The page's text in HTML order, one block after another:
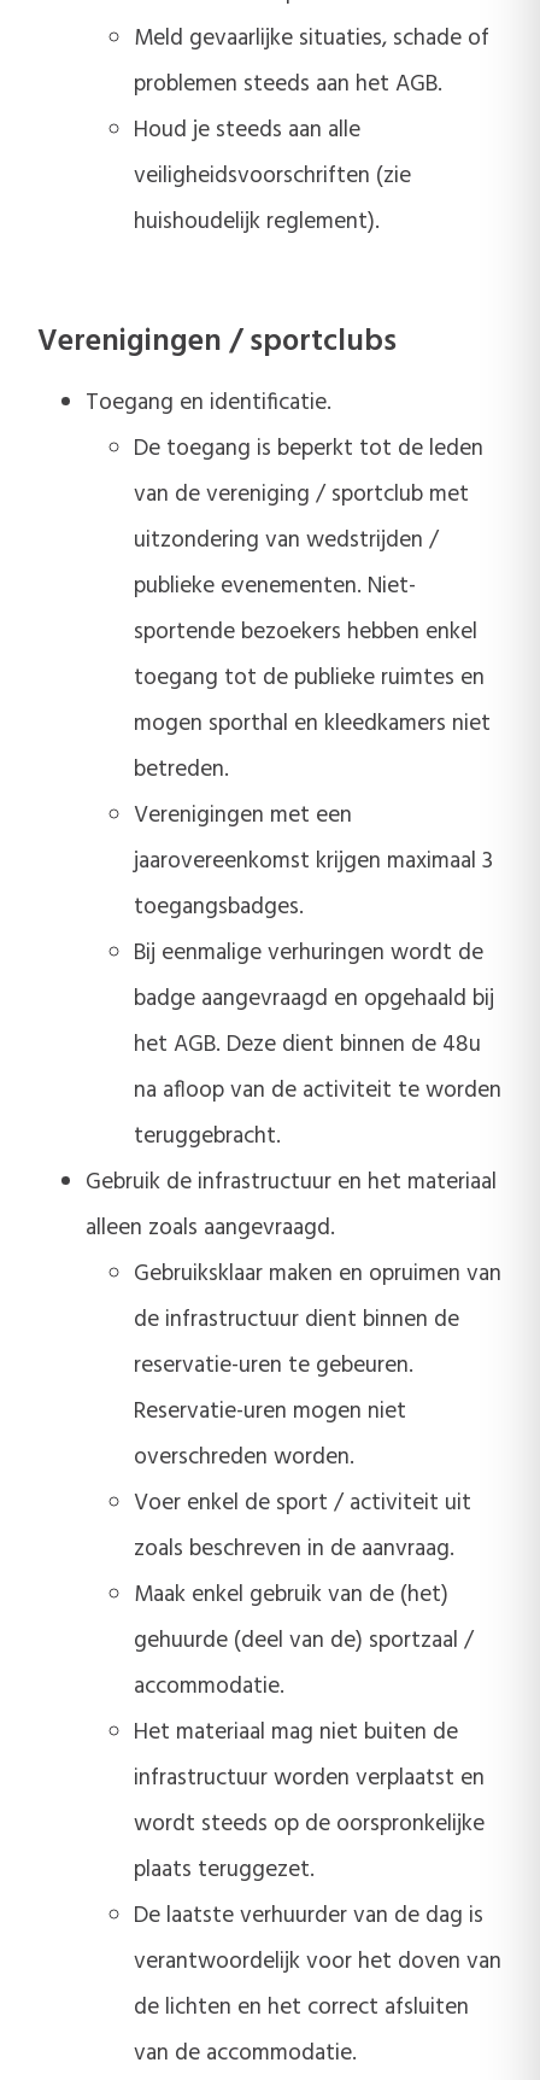
Meld gevaarlijke situaties, schade of
problemen steeds aan het AGB.
Houd je steeds aan alle
veiligheidsvoorschriften (zie
huishoudelijk reglement).
Verenigingen / sportclubs
Toegang en identificatie.
De toegang is beperkt tot de leden
van de vereniging / sportclub met
uitzondering van wedstrijden /
publieke evenementen. Niet-
sportende bezoekers hebben enkel
toegang tot de publieke ruimtes en
mogen sporthal en kleedkamers niet
betreden.
Verenigingen met een
jaarovereenkomst krijgen maximaal 3
toegangsbadges.
Bij eenmalige verhuringen wordt de
badge aangevraagd en opgehaald bij
het AGB. Deze dient binnen de 48u
na afloop van de activiteit te worden
teruggebracht.
Gebruik de infrastructuur en het materiaal
alleen zoals aangevraagd.
Gebruiksklaar maken en opruimen van
de infrastructuur dient binnen de
reservatie-uren te gebeuren.
Reservatie-uren mogen niet
overschreden worden.
Voer enkel de sport / activiteit uit
zoals beschreven in de aanvraag.
Maak enkel gebruik van de (het)
gehuurde (deel van de) sportzaal /
accommodatie.
Het materiaal mag niet buiten de
infrastructuur worden verplaatst en
wordt steeds op de oorspronkelijke
plaats teruggezet.
De laatste verhuurder van de dag is
verantwoordelijk voor het doven van
de lichten en het correct afsluiten
van de accommodatie.